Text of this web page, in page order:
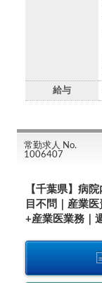
給与
常勤求人 No.
1006407
【千葉県】病
目不問｜産業
+産業医業務｜